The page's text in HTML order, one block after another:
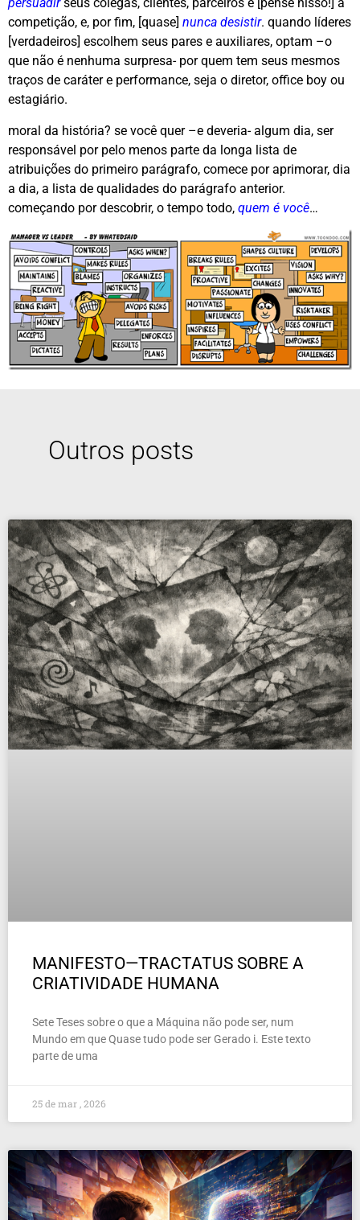
persuadirseus colegas, clientes, parceiros e [pense nisso!] a
competição, e, por fim, [quase] nunca desistir. quando líderes
[verdadeiros] escolhem seus pares e auxiliares, optam –o
que não é nenhuma surpresa- por quem tem seus mesmos
traços de caráter e performance, seja o diretor, office boy ou
estagiário.
moral da história? se você quer –e deveria- algum dia, ser
responsável por pelo menos parte da longa lista de
atribuições do primeiro parágrafo, comece por aprimorar, dia
a dia, a lista de qualidades do parágrafo anterior.
começando por descobrir, o tempo todo, quem é você…
Outros posts
MANIFESTO—TRACTATUS SOBRE A
CRIATIVIDADE HUMANA
Sete Teses sobre o que a Máquina não pode ser, num
Mundo em que Quase tudo pode ser Gerado i. Este texto
parte de uma
25 de mar , 2026